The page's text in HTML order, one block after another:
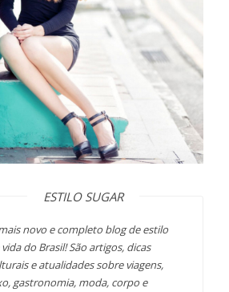
ESTILO SUGAR
novo e completo blog de estilo
do Brasil! São artigos, dicas
e atualidades sobre viagens,
gastronomia, moda, corpo e